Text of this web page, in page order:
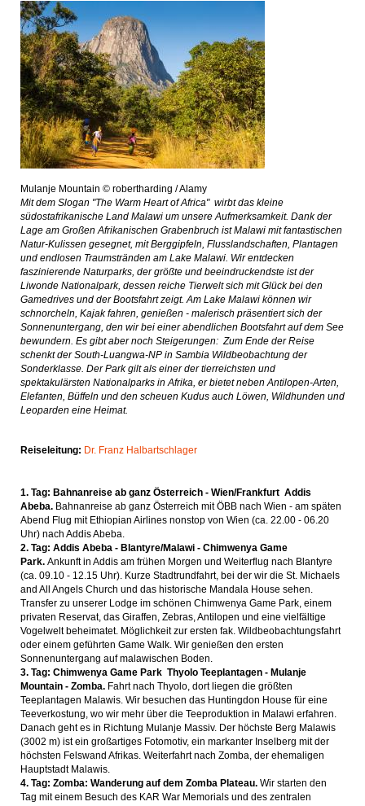
Mulanje Mountain © robertharding / Alamy
Mit dem Slogan "The Warm Heart of Africa" wirbt das kleine
südostafrikanische Land Malawi um unsere Aufmerksamkeit. Dank der
Lage am Großen Afrikanischen Grabenbruch ist Malawi mit fantastischen
Natur-Kulissen gesegnet, mit Berggipfeln, Flusslandschaften, Plantagen
und endlosen Traumstränden am Lake Malawi. Wir entdecken
faszinierende Naturparks, der größte und beeindruckendste ist der
Liwonde Nationalpark, dessen reiche Tierwelt sich mit Glück bei den
Gamedrives und der Bootsfahrt zeigt. Am Lake Malawi können wir
schnorcheln, Kajak fahren, genießen - malerisch präsentiert sich der
Sonnenuntergang, den wir bei einer abendlichen Bootsfahrt auf dem See
bewundern. Es gibt aber noch Steigerungen: Zum Ende der Reise
schenkt der South-Luangwa-NP in Sambia Wildbeobachtung der
Sonderklasse. Der Park gilt als einer der tierreichsten und
spektakulärsten Nationalparks in Afrika, er bietet neben Antilopen-Arten,
Elefanten, Büffeln und den scheuen Kudus auch Löwen, Wildhunden und
Leoparden eine Heimat.
Reiseleitung: Dr. Franz Halbartschlager
1. Tag: Bahnanreise ab ganz Österreich - Wien/Frankfurt Addis
Abeba. Bahnanreise ab ganz Österreich mit ÖBB nach Wien - am späten
Abend Flug mit Ethiopian Airlines nonstop von Wien (ca. 22.00 - 06.20
Uhr) nach Addis Abeba.
2. Tag: Addis Abeba - Blantyre/Malawi - Chimwenya Game
Park. Ankunft in Addis am frühen Morgen und Weiterflug nach Blantyre
(ca. 09.10 - 12.15 Uhr). Kurze Stadtrundfahrt, bei der wir die St. Michael s
and All Angels Church und das historische Mandala House sehen.
Transfer zu unserer Lodge im schönen Chimwenya Game Park, einem
privaten Reservat, das Giraffen, Zebras, Antilopen und eine vielfältige
Vogelwelt beheimatet. Möglichkeit zur ersten fak. Wildbeobachtungsfahrt
oder einem geführten Game Walk. Wir genießen den ersten
Sonnenuntergang auf malawischen Boden.
3. Tag: Chimwenya Game Park Thyolo Teeplantagen - Mulanje
Mountain - Zomba. Fahrt nach Thyolo, dort liegen die größten
Teeplantagen Malawis. Wir besuchen das Huntingdon House für eine
Teeverkostung, wo wir mehr über die Teeproduktion in Malawi erfahren.
Danach geht es in Richtung Mulanje Massiv. Der höchste Berg Malawis
(3002 m) ist ein großartiges Fotomotiv, ein markanter Inselberg mit der
höchsten Felswand Afrikas. Weiterfahrt nach Zomba, der ehemaligen
Hauptstadt Malawis.
4. Tag: Zomba: Wanderung auf dem Zomba Plateau. Wir starten den
Tag mit einem Besuch des KAR War Memorials und des zentralen